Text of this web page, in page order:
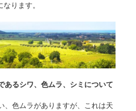
ります。
あるシワ、色ムラ、シミについて
、色ムラがありますが、これは天